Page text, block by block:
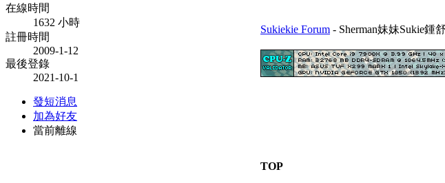
在線時間
1632 小時
註冊時間
2009-1-12
最後登錄
2021-10-1
發短消息
加為好友
當前離線
Sukiekie Forum - Sherman妹妹Sukie鍾
TOP